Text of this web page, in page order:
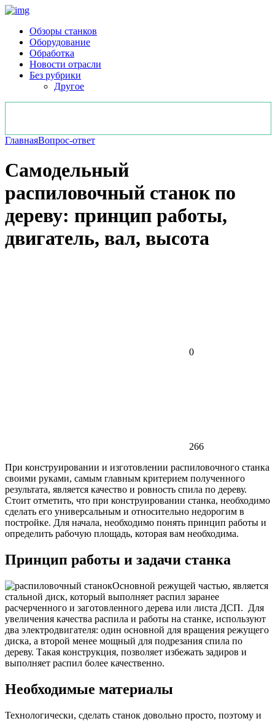
Обзоры станков
Оборудование
Обработка
Новости отрасли
Без рубрики
Другое
ГлавнаяВопрос-ответ
Самодельный
распиловочный станок по
дереву: принцип работы,
двигатель, вал, высота
0
266
При конструировании и изготовлении распиловочного станка
своими руками, самым главным критерием полученного
результата, является качество и ровность спила по дереву.
Стоит отметить, что при конструировании станка, необходимо
сделать его универсальным и относительно недорогим в
постройке. Для начала, необходимо понять принцип работы и
определить рабочую площадь, которая вам необходима.
Принцип работы и задачи станка
Основной режущей частью, является
стальной диск, который выполняет распил заранее
расчерченного и заготовленного дерева или листа ДСП. Для
увеличения качества распила и работы на станке, используют
два электродвигателя: один основной для вращения режущего
диска, а второй менее мощный для подрезания спила по
дереву. Такая конструкция, позволяет избежать задиров и
выполняет распил более качественно.
Необходимые материалы
Технологически, сделать станок довольно просто, поэтому и